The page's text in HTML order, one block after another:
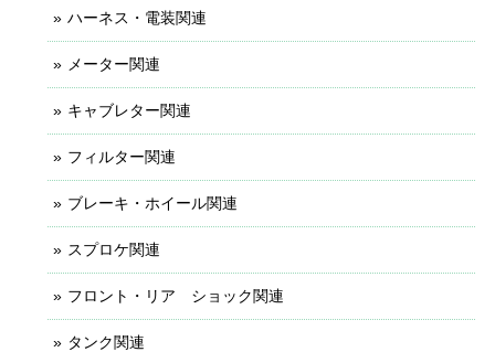
ハーネス・電装関連
メーター関連
キャブレター関連
フィルター関連
ブレーキ・ホイール関連
スプロケ関連
フロント・リア ショック関連
タンク関連